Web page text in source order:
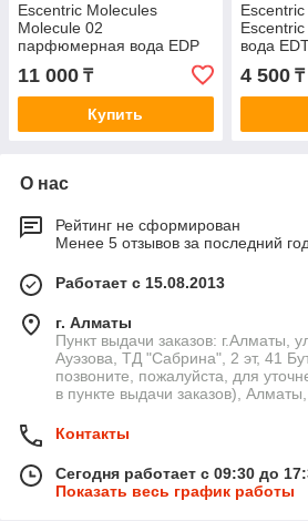
Escentric Molecules
Molecule 02
парфюмерная вода EDP
12.5 мл, унисекс
11 000 ₸
Купить
Escentric
вода
4 500₸
О нас
Рейтинг не сформирован
Менее 5 отзывов за последний
Работает с 15.08.2013
г. Алматы
Пункт выдачи заказов: г.Алматы,
Ауэзова, ТД "Сабрина", 2 эт, 41
позвоните, пожалуйста, для
в пункте выдачи заказов),
Контакты
Сегодня работает с 09:30 до
Показать весь график работы